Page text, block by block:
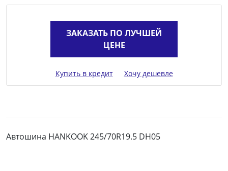
ЗАКАЗАТЬ ПО ЛУЧШЕЙ
ЦЕНЕ
Купить в кредит Хочу дешевле
Автошина HANKOOK 245/70R19.5 DH05